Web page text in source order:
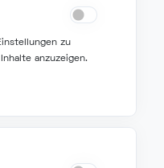
zu
anzuzeigen.